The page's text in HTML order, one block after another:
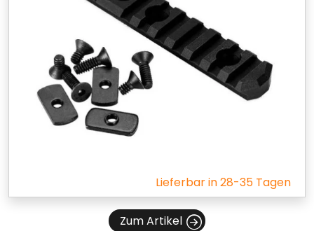
Lieferbar in 28-35 Tagen
Zum Artikel